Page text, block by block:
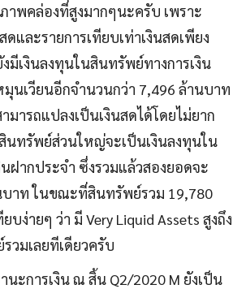
าพคล่องที่สูงมากๆนะครับ เพราะ
และรายการเทียบเท่าเงินสดเพียง
มีเงินลงทุนในสินทรัพย์ทางการเงิน
นเวียนอีกจำนวนกว่า 7,496 ล้านบาท
มารถแปลงเป็นเงินสดได้โดยไม่ยาก
นทรัพย์ส่วนใหญ่จะเป็นเงินลงทุนใน
ฝากประจำ ซึ่งรวมแล้วสองยอดจะ
บาท ในขณะที่สินทรัพย์รวม 19,780
บง่ายๆ ว่า มี Very Liquid Assets สูงถึง
วมเลยทีเดียวครับ
นะการเงิน ณ สิ้น Q2/2020 M ยังเป็น